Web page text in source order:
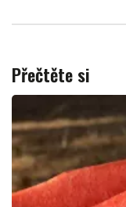
Přečtěte si